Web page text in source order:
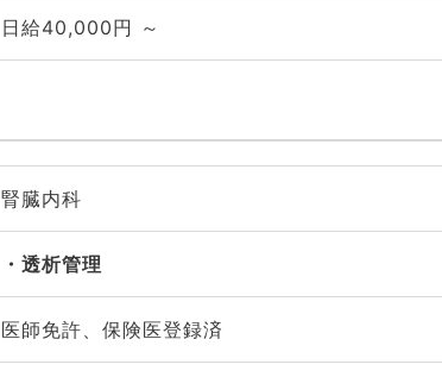
日給40,000円 ～
腎臓内科
透析管理
医師免許、保険医登録済